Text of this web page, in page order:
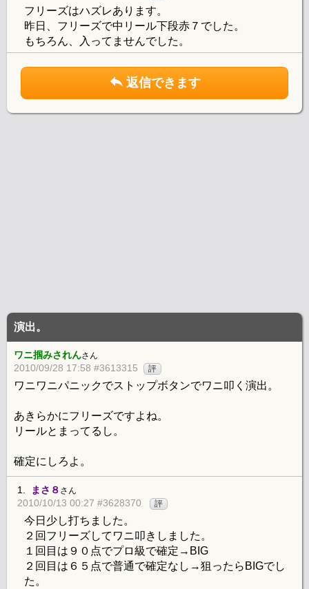
フリーズはハズレあります。
昨日、フリーズで中リール下段赤７でした。
もちろん、入ってませんでした。
返信できます
演出。
ワニ掴みされんさん
2010/09/28 17:58 #3613315 評
ワニワニパニックでストップボタンでワニ叩く演出。
あきらかにフリーズですよね。
リールとまってるし。
確定にしろよ。
1. まさ８ さん
2010/10/13 00:27 #3628370 評
今日少し打ちました。
２回フリーズしてワニ叩きしました。
１回目は９０点でプロ級で確定→BIG
２回目は６５点で普通で確定なし→狙ったらBIGでし
た。